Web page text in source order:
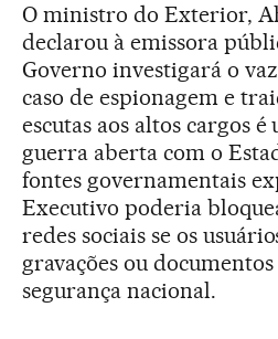
O ministro do Exterior,
declarou à emissora
Governo investigará o
caso de espionagem e
escutas aos altos cargos
guerra aberta com o
fontes governamentais
Executivo poderia
redes sociais se os
gravações ou
segurança nacional.